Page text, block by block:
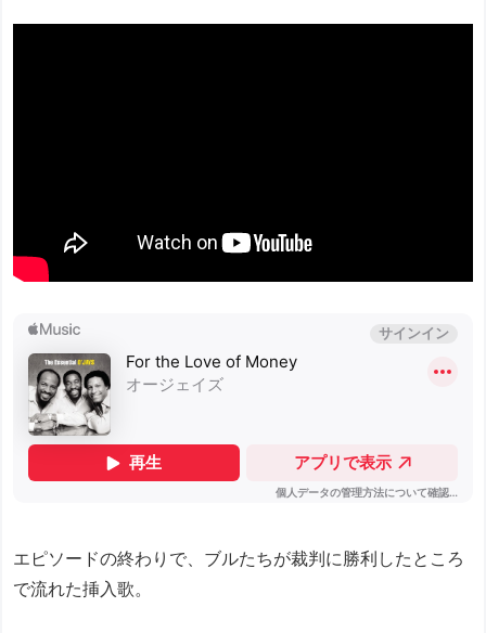
エピソードの終わりで、ブルたちが裁判に勝利したところ
で流れた挿入歌。